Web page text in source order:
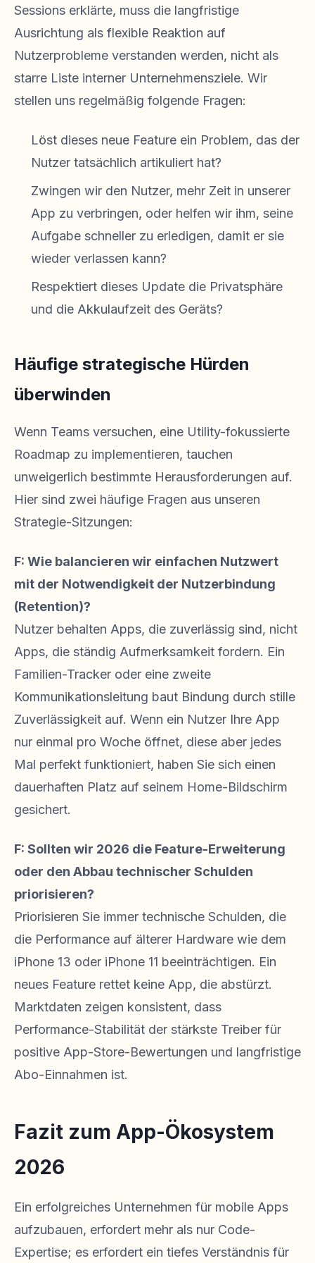
Sessions erklärte, muss die langfristige
Ausrichtung als flexible Reaktion auf
Nutzerprobleme verstanden werden, nicht als
starre Liste interner Unternehmensziele. Wir
stellen uns regelmäßig folgende Fragen:
Löst dieses neue Feature ein Problem, das der
Nutzer tatsächlich artikuliert hat?
Zwingen wir den Nutzer, mehr Zeit in unserer
App zu verbringen, oder helfen wir ihm, seine
Aufgabe schneller zu erledigen, damit er sie
wieder verlassen kann?
Respektiert dieses Update die Privatsphäre
und die Akkulaufzeit des Geräts?
Häufige strategische Hürden
überwinden
Wenn Teams versuchen, eine Utility-fokussierte
Roadmap zu implementieren, tauchen
unweigerlich bestimmte Herausforderungen auf.
Hier sind zwei häufige Fragen aus unseren
Strategie-Sitzungen:
F: Wie balancieren wir einfachen Nutzwert
mit der Notwendigkeit der Nutzerbindung
(Retention)?
Nutzer behalten Apps, die zuverlässig sind, nicht
Apps, die ständig Aufmerksamkeit fordern. Ein
Familien-Tracker oder eine zweite
Kommunikationsleitung baut Bindung durch stille
Zuverlässigkeit auf. Wenn ein Nutzer Ihre App
nur einmal pro Woche öffnet, diese aber jedes
Mal perfekt funktioniert, haben Sie sich einen
dauerhaften Platz auf seinem Home-Bildschirm
gesichert.
F: Sollten wir 2026 die Feature-Erweiterung
oder den Abbau technischer Schulden
priorisieren?
Priorisieren Sie immer technische Schulden, die
die Performance auf älterer Hardware wie dem
iPhone 13 oder iPhone 11 beeinträchtigen. Ein
neues Feature rettet keine App, die abstürzt.
Marktdaten zeigen konsistent, dass
Performance-Stabilität der stärkste Treiber für
positive App-Store-Bewertungen und langfristige
Abo-Einnahmen ist.
Fazit zum App-Ökosystem
2026
Ein erfolgreiches Unternehmen für mobile Apps
aufzubauen, erfordert mehr als nur Code-
Expertise; es erfordert ein tiefes Verständnis für